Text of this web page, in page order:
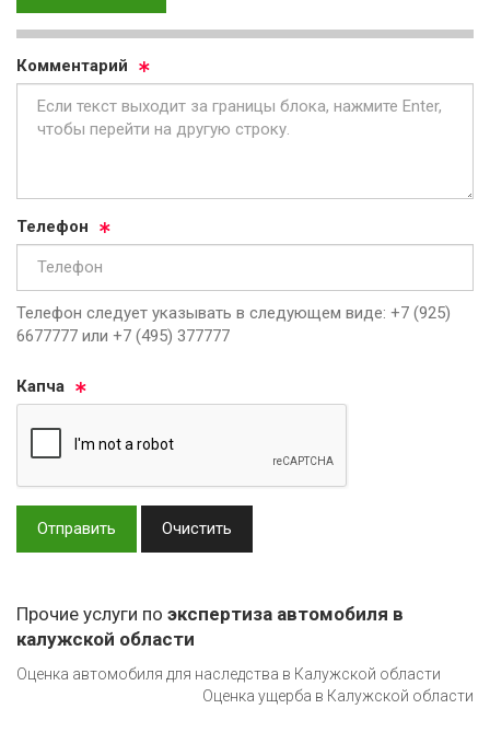
Ком­мен­та­рий
Те­ле­фон
Телефон следует указывать в следующем виде: +7 (925)
6677777 или +7 (495) 377777
Кап­ча
Отправить Очистить
Прочие услуги по экспертиза автомобиля в
калужской области
Оценка автомобиля для наследства в Калужской области
Оценка ущерба в Калужской области